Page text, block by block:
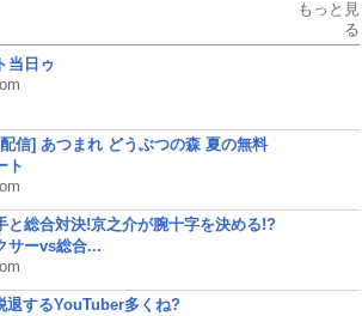
もっと見
る
当日ゥ
信] あつまれ どうぶつの森 夏の無料
ト
と総合対決!京之介が腕十字を決める!?
サーvs総合...
退するYouTuber多くね?